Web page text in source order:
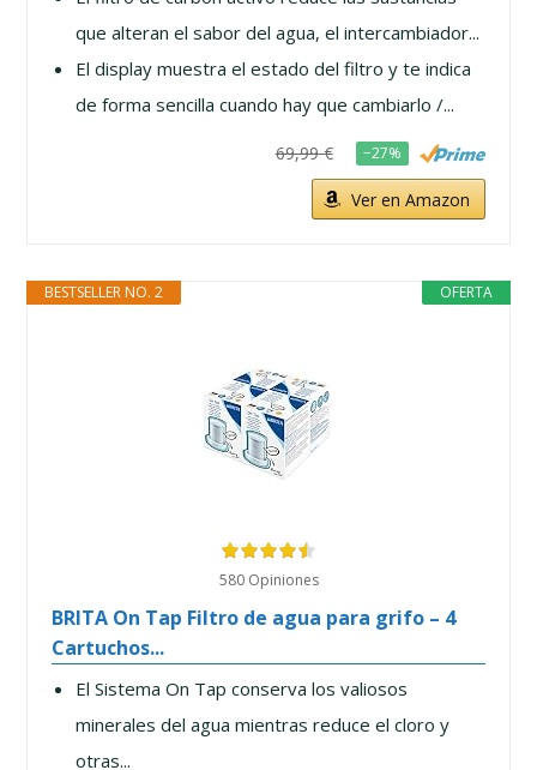
que alteran el sabor del agua, el intercambiador...
El display muestra el estado del filtro y te indica
de forma sencilla cuando hay que cambiarlo /...
69,99 € −27%
Ver en Amazon
OFERTA
BESTSELLER NO. 2
580 Opiniones
BRITA On Tap Filtro de agua para grifo – 4
Cartuchos...
El Sistema On Tap conserva los valiosos
minerales del agua mientras reduce el cloro y
otras...